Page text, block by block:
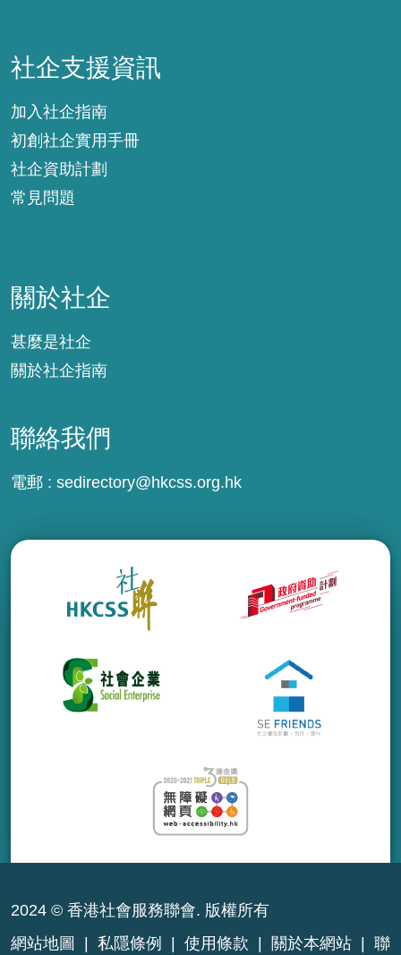
社企支援資訊
加入社企指南
初創社企實用手冊
社企資助計劃
常見問題
關於社企
甚麼是社企
關於社企指南
聯絡我們
電郵 : sedirectory@hkcss.org.hk
2024 © 香港社會服務聯會. 版權所有
網站地圖
私隱條例 使用條款 關於本網站 聯